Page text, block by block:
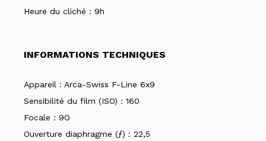
Heure du cliché : 9h
INFORMATIONS TECHNIQUES
Appareil : Arca-Swiss F-Line 6x9
Sensibilité du film (ISO) : 160
Focale : 9O
Ouverture diaphragme (ƒ) : 22,5